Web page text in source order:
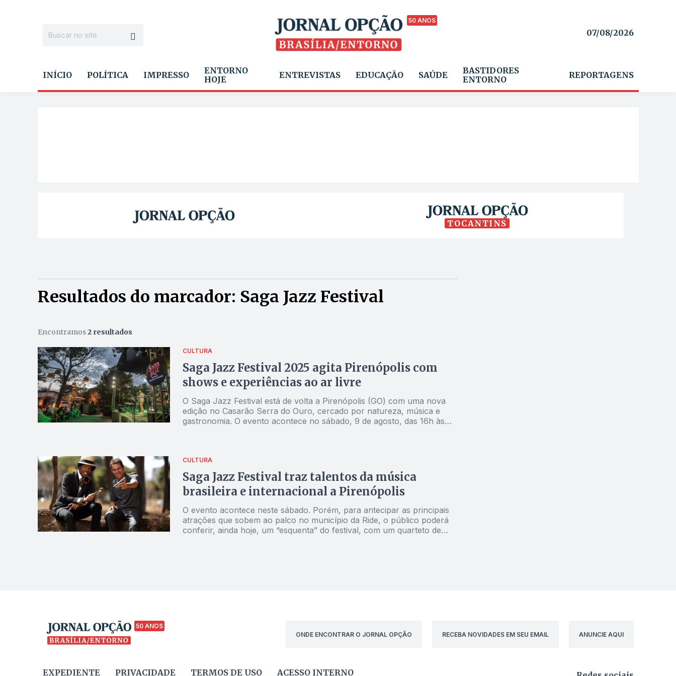
50 ANOS
07/08/2026
INÍCIO POLÍTICA IMPRESSO
ENTORNO
HOJE
ENTREVISTAS EDUCAÇÃO SAÚDE
BASTIDORES
ENTORNO
REPORTAGENS
TOCANTINS
Resultados do marcador: Saga Jazz Festival
Encontramos2 resultados
CULTURA
Saga Jazz Festival 2025 agita Pirenópolis com
shows e experiências ao ar livre
O Saga Jazz Festival está de volta a Pirenópolis (GO) com uma nova
edição no Casarão Serra do Ouro, cercado por natureza, música e
gastronomia. O evento acontece no sábado, 9 de agosto, das 16h às
CULTURA
Saga Jazz Festival traz talentos da música
brasileira e internacional a Pirenópolis
O evento acontece neste sábado. Porém, para antecipar as principais
atrações que sobem ao palco no município da Ride, o público poderá
conferir, ainda hoje, um “esquenta” do festival, com um quarteto de
50 ANOS
ONDE ENCONTRAR O JORNAL OPÇÃO
RECEBA NOVIDADES EM SEU EMAIL ANUNCIE AQUI
EXPEDIENTE PRIVACIDADE TERMOS DE USO ACESSO INTERNO